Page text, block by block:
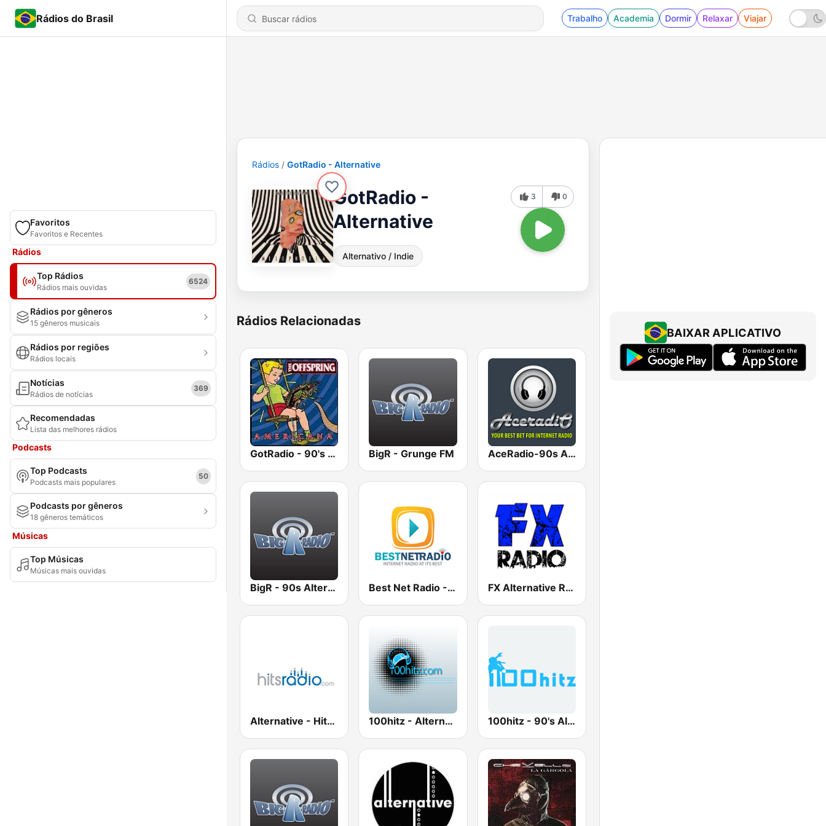
Rádios do Brasil Trabalho Academia Dormir Relaxar Viajar
Favoritos
Favoritos e Recentes
Rádios
Top Rádios
Rádios mais ouvidas
6524
Rádios por gêneros
15 gêneros musicais
Rádios por regiões
Rádios locais
Notícias
Rádios de notícias
369
Recomendadas
Lista das melhores rádios
Podcasts
Top Podcasts
Podcasts mais populares
50
Podcasts por gêneros
18 gêneros temáticos
Músicas
Top Músicas
Músicas mais ouvidas
Rádios GotRadio - Alternative
GotRadio -
Alternative
Alternativo / Indie
3 0
Rádios Relacionadas
GotRadio - 90's Alternative BigR - Grunge FM AceRadio-90s Alternative Rock
BigR - 90s Alternative Rock Best Net Radio - Alternative Rock FX Alternative Radio
Alternative - Hits Radio 100hitz - Alternative 100hitz - 90's Alternative
BAIXAR APLICATIVO